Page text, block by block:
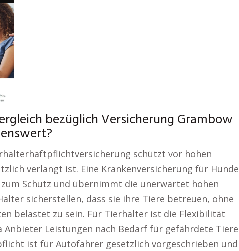
bezüglich Versicherung Grambow
schützt vor hohen
verlangt ist. Eine Krankenversicherung für Hunde
Schutz und übernimmt die unerwartet hohen
sicherstellen, dass sie ihre Tiere betreuen, ohne
belastet zu sein. Für Tierhalter ist die Flexibilität
Leistungen nach Bedarf für gefährdete Tiere
ist für Autofahrer gesetzlich vorgeschrieben und